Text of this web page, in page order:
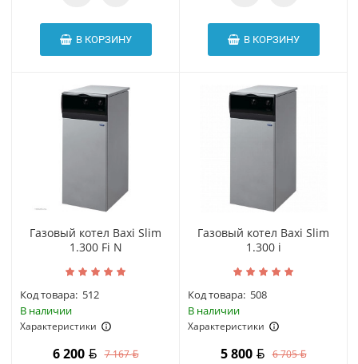
В КОРЗИНУ В КОРЗИНУ
Газовый котел Baxi Slim
1.300 Fi N
Код товара: 512
В наличии
Характеристики
6 200 7 167
Газовый котел Baxi Slim
1.300 i
Код товара: 508
В наличии
Характеристики
5 800 6 705